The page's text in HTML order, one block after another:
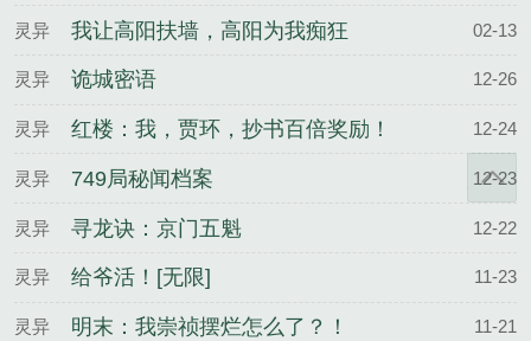
灵异 我让高阳扶墙，高阳为我痴狂 02-13
灵异 诡城密语 12-26
灵异 红楼：我，贾环，抄书百倍奖励！ 12-24
灵异 749局秘闻档案 12-23
灵异 寻龙诀：京门五魁 12-22
灵异 给爷活！[无限] 11-23
灵异 明末：我崇祯摆烂怎么了？！ 11-21